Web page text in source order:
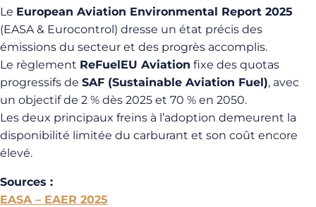
Le European Aviation Environmental Report 2025
(EASA & Eurocontrol) dresse un état précis des
émissions du secteur et des progrès accomplis.
Le règlement ReFuelEU Aviation fixe des quotas
progressifs de SAF (Sustainable Aviation Fuel), avec
un objectif de 2 % dès 2025 et 70 % en 2050.
Les deux principaux freins à l’adoption demeurent la
disponibilité limitée du carburant et son coût encore
élevé.
Sources :
EASA – EAER 2025